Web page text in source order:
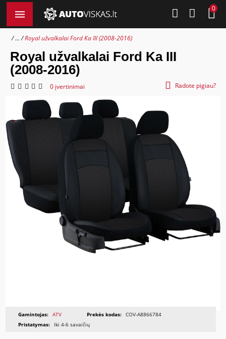
0
... Royal užvalkalai Ford Ka III (2008-2016)
Royal užvalkalai Ford Ka III
(2008-2016)
0 įvertinimai Radote pigiau?
Gamintojas: ATV Prekės kodas: COV-A8866784
Pristatymas:
Iki 4-6 savaičių